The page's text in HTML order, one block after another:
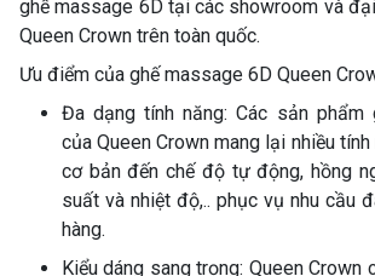
ghế massage 6D tại các showroom và
Queen Crown trên toàn quốc.
Ưu điểm của ghế massage 6D Queen
Đa dạng tính năng: Các sản phẩm
của Queen Crown mang lại nhiều
cơ bản đến chế độ tự động, hồng
suất và nhiệt độ,.. phục vụ nhu cầu
hàng.
Kiểu dáng sang trọng: Queen Crown